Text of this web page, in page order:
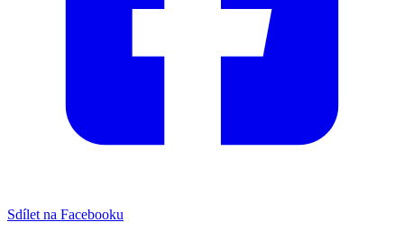
Sdílet na Facebooku